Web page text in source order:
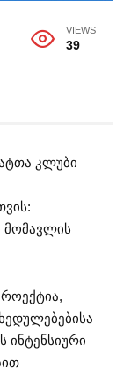
VIEWS
39
კლუბი
მომავლის
ინტენსიური